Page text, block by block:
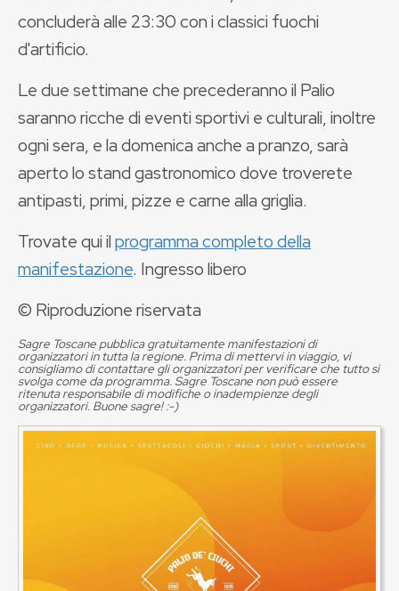
concluderà alle 23:30 con i classici fuochi
d'artificio.
Le due settimane che precederanno il Palio
saranno ricche di eventi sportivi e culturali, inoltre
ogni sera, e la domenica anche a pranzo, sarà
aperto lo stand gastronomico dove troverete
antipasti, primi, pizze e carne alla griglia.
Trovate qui ilprogramma completo della
manifestazione. Ingresso libero
© Riproduzione riservata
Sagre Toscane pubblica gratuitamente manifestazioni di
organizzatori in tutta la regione. Prima di mettervi in viaggio, vi
consigliamo di contattare gli organizzatori per verificare che tutto si
svolga come da programma. Sagre Toscane non può essere
ritenuta responsabile di modifiche o inadempienze degli
organizzatori. Buone sagre! :-)